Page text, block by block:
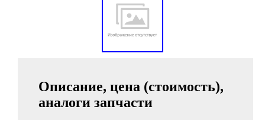
Описание, цена (стоимость),
аналоги запчасти